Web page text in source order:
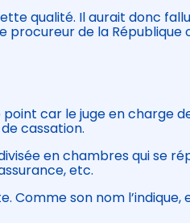
qualité. Il aurait donc
de la République
car le juge en charge
cassation.
en chambres qui se
etc.
Comme son nom